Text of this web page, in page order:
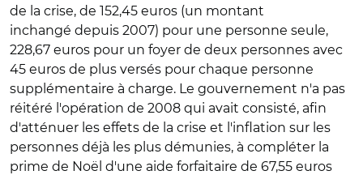
de la crise, de 152,45 euros (un montant
inchangé depuis 2007) pour une personne seule,
228,67 euros pour un foyer de deux personnes avec
45 euros de plus versés pour chaque personne
supplémentaire à charge. Le gouvernement n'a pas
réitéré l'opération de 2008 qui avait consisté, afin
d'atténuer les effets de la crise et l'inflation sur les
personnes déjà les plus démunies, à compléter la
prime de Noël d'une aide forfaitaire de 67,55 euros